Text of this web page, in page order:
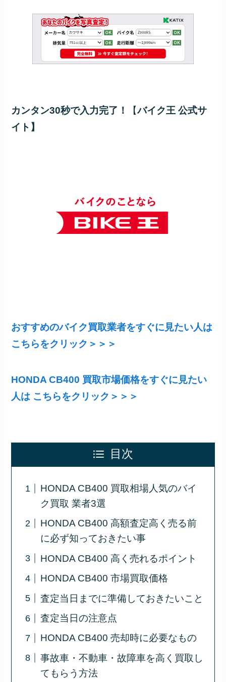
カンタン30秒で入力完了！ 【バイク王 公式サ
イト】
おすすめのバイク買取業者をすぐに見たい人は
こちらをクリック＞＞＞
HONDA CB400 買取市場価格をすぐに見たい
人は こちらをクリック＞＞＞
目次
HONDA CB400 買取相場人気のバイ
ク買取 業者3選
HONDA CB400 高額査定高く売る前
に必ず知っておきたい事
HONDA CB400 高く売れるポイント
HONDA CB400 市場買取価格
査定当日までに準備しておきたいこと
査定当日の注意点
HONDA CB400 売却時に必要なもの
事故車・不動車・故障車を高く買取し
てもらう方法